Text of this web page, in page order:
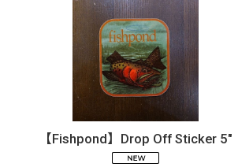
【Fishpond】Drop Off Sticker 5"